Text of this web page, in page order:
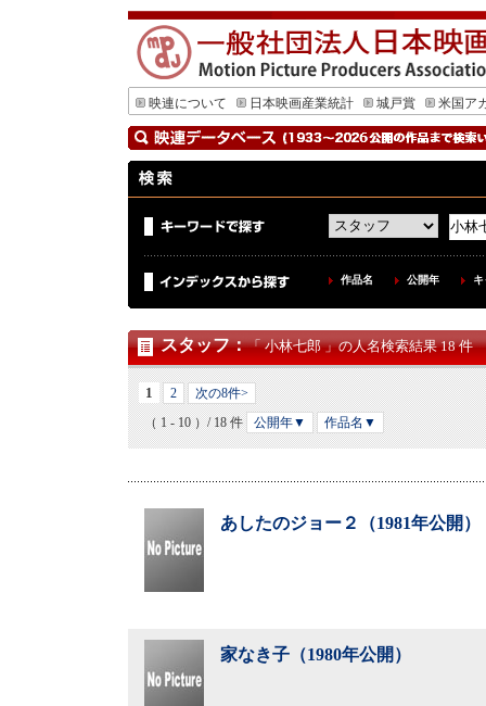
映連について 日本映画産業統計 城戸賞 米国ア
作品名 公開年
スタッフ：「 小林七郎 」の人名検索結果 18 件
1 2
次の8件>
（ 1 - 10 ）/ 18 件
公開年▼ 作品名▼
あしたのジョー２（1981年公開）
家なき子（1980年公開）